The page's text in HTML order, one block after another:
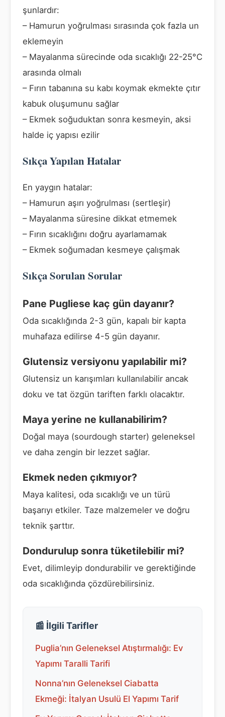
şunlardır:
– Hamurun yoğrulması sırasında çok fazla un
eklemeyin
– Mayalanma sürecinde oda sıcaklığı 22-25°C
arasında olmalı
– Fırın tabanına su kabı koymak ekmekte çıtır
kabuk oluşumunu sağlar
– Ekmek soğuduktan sonra kesmeyin, aksi
halde iç yapısı ezilir
Sıkça Yapılan Hatalar
En yaygın hatalar:
– Hamurun aşırı yoğrulması (sertleşir)
– Mayalanma süresine dikkat etmemek
– Fırın sıcaklığını doğru ayarlamamak
– Ekmek soğumadan kesmeye çalışmak
Sıkça Sorulan Sorular
Pane Pugliese kaç gün dayanır?
Oda sıcaklığında 2-3 gün, kapalı bir kapta
muhafaza edilirse 4-5 gün dayanır.
Glutensiz versiyonu yapılabilir mi?
Glutensiz un karışımları kullanılabilir ancak
doku ve tat özgün tariften farklı olacaktır.
Maya yerine ne kullanabilirim?
Doğal maya (sourdough starter) geleneksel
ve daha zengin bir lezzet sağlar.
Ekmek neden çıkmıyor?
Maya kalitesi, oda sıcaklığı ve un türü
başarıyı etkiler. Taze malzemeler ve doğru
teknik şarttır.
Dondurulup sonra tüketilebilir mi?
Evet, dilimleyip dondurabilir ve gerektiğinde
oda sıcaklığında çözdürebilirsiniz.
📰 İlgili Tarifler
Puglia’nın Geleneksel Atıştırmalığı: Ev
Yapımı Taralli Tarifi
Nonna’nın Geleneksel Ciabatta
Ekmeği: İtalyan Usulü El Yapımı Tarif